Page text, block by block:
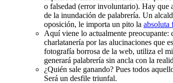
o falsedad (error involuntario). Hay que
de la inundación de palabrería. Un
oposición, le importa un pito la absoluta
Aquí viene lo actualmente preocupante:
charlatanería por las alucinaciones que
fotografía borrosa de la web, utiliza el
generará palabrería sin ancla con la
¿Quién sale ganando? Pues todos
Será un desfile triunfal.